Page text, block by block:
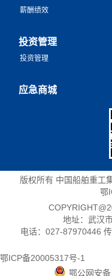
薪酬绩效
投资管理
投资管理
应急商城
版权所有 中国船舶重工
鄂
地址：武汉
电话：027-87970446
鄂ICP备20005317号-1
鄂公网安